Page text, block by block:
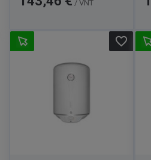
/ VNT
favorite_border